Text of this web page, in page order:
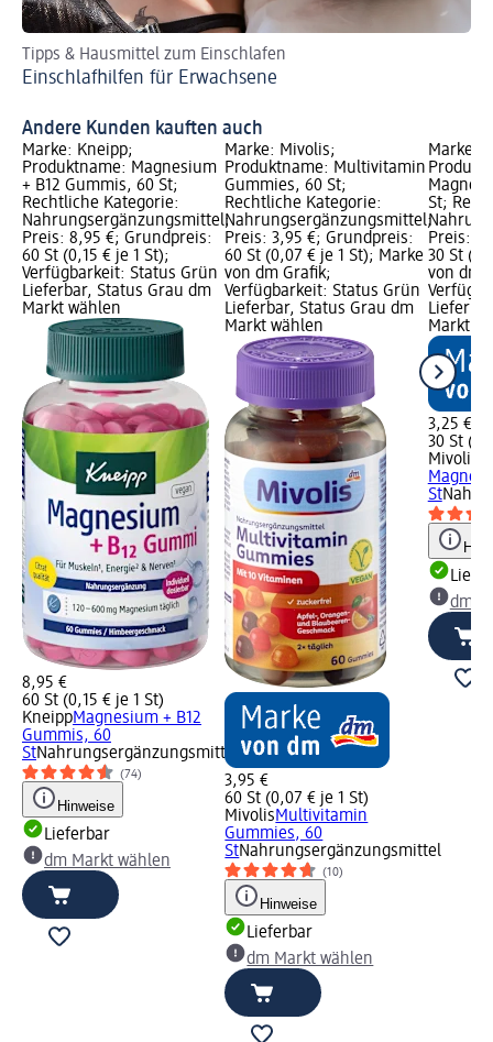
Tipps & Hausmittel zum Einschlafen
Einschlafhilfen für Erwachsene
Andere Kunden kauften auch
Marke: Kneipp;
Produktname: Magnesium
+ B12 Gummis, 60 St;
Rechtliche Kategorie:
Nahrungsergänzungsmittel;
Preis: 8,95 €; Grundpreis:
60 St (0,15 € je 1 St);
Verfügbarkeit: Status Grün
Lieferbar, Status Grau dm
Markt wählen
8,95 €
60 St (0,15 € je 1 St)
KneippMagnesium + B12
Gummis, 60
StNahrungsergänzungsmittel
(74)
Hinweise
Lieferbar
dm Markt wählen
Marke: Mivolis;
Produktname: Multivitamin
Gummies, 60 St;
Rechtliche Kategorie:
Nahrungsergänzungsmittel;
Preis: 3,95 €; Grundpreis:
60 St (0,07 € je 1 St); Marke
von dm Grafik;
Verfügbarkeit: Status Grün
Lieferbar, Status Grau dm
Markt wählen
3,95 €
60 St (0,07 € je 1 St)
MivolisMultivitamin
Gummies, 60
StNahrungsergänzungsmittel
(10)
Hinweise
Lieferbar
dm Markt wählen
Marke:
St;
Preis:
30 St
von dm
Markt
3,25 €
30 St
Mivolis
St
dm